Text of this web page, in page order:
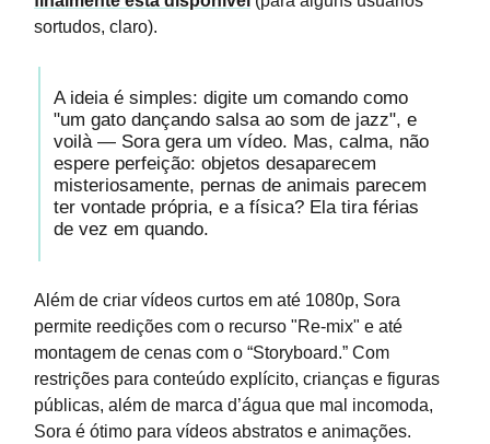
sortudos, claro).
A ideia é simples: digite um comando como
"um gato dançando salsa ao som de jazz", e
voilà — Sora gera um vídeo. Mas, calma, não
espere perfeição: objetos desaparecem
misteriosamente, pernas de animais parecem
ter vontade própria, e a física? Ela tira férias
de vez em quando.
Além de criar vídeos curtos em até 1080p, Sora
permite reedições com o recurso "Re-mix" e até
montagem de cenas com o “Storyboard.” Com
restrições para conteúdo explícito, crianças e figuras
públicas, além de marca d’água que mal incomoda,
Sora é ótimo para vídeos abstratos e animações.